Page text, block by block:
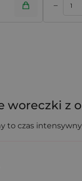
–
woreczki z
to czas
i estetyka w